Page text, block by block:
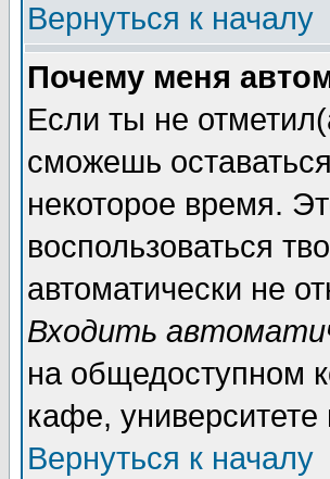
Вернуться к началу
Почему меня
Если ты не
сможешь
некоторое время.
воспользоваться
автоматически не
Входить
на общедоступном
кафе, университете
Вернуться к началу